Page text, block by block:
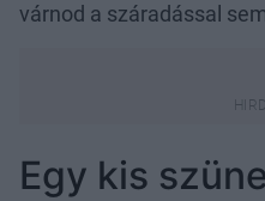
várnod a száradással
Egy kis